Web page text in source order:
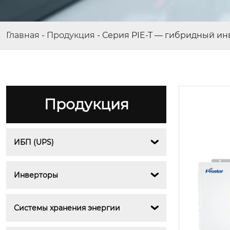
Главная - Продукция - Серия PIE-T — гибридный
Продукция
ИБП (UPS) 
Инверторы 
Системы хранения энергии 
Серия PET — однофазные онла
йн ИБП 1–10 кВА PF 1.0 | Prostar